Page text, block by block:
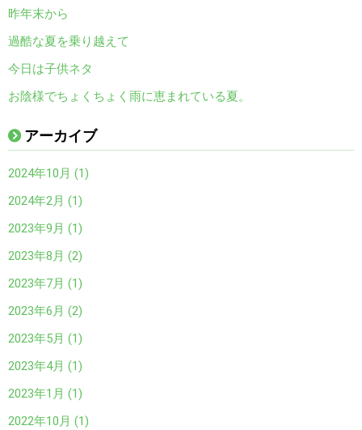
昨年末から
過酷な夏を乗り越えて
今日は子供ネタ
お陰様でちょくちょく雨に恵まれている夏。
アーカイブ
2024年10月 (1)
2024年2月 (1)
2023年9月 (1)
2023年8月 (2)
2023年7月 (1)
2023年6月 (2)
2023年5月 (1)
2023年4月 (1)
2023年1月 (1)
2022年10月 (1)